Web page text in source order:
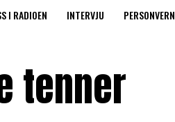
I RADIOEN INTERVJU PERSONVERN
tenner